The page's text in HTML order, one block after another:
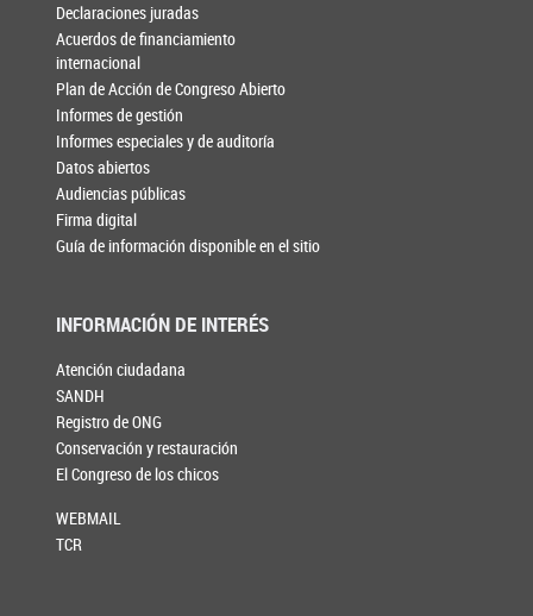
Declaraciones juradas
Acuerdos de financiamiento
internacional
Plan de Acción de Congreso Abierto
Informes de gestión
Informes especiales y de auditoría
Datos abiertos
Audiencias públicas
Firma digital
Guía de información disponible en el sitio
INFORMACIÓN DE INTERÉS
Atención ciudadana
SANDH
Registro de ONG
Conservación y restauración
El Congreso de los chicos
WEBMAIL
TCR